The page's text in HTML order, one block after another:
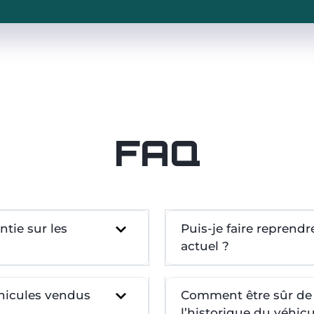
FAQ
sur les
vendus
Puis-je faire
actuel ?
Comment être sûr de